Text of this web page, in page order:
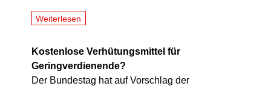
Weiterlesen
Kostenlose Verhütungsmittel für
Geringverdienende?
Der Bundestag hat auf Vorschlag der